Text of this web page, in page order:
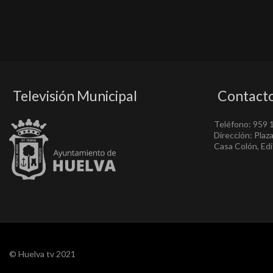
Televisión Municipal
Teléfono: 959
Dirección:
Casa Colón,
© Huelva tv 2021